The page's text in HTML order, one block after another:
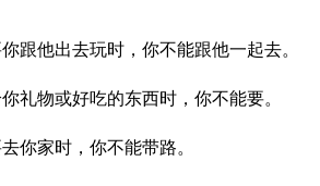
跟他出去玩时，你不能跟他一起去。
礼物或好吃的东西时，你不能要。
你家时，你不能带路。